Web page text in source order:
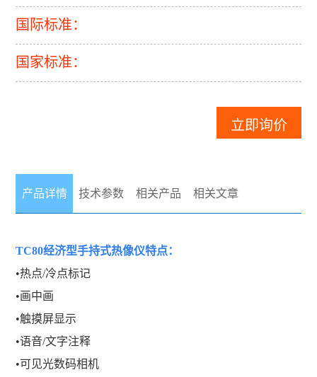
国际标准：
国家标准：
立即询价
产品详情 技术参数 相关产品 相关文章
TC80经济型手持式热像仪特点：
•热点/冷点标记
•画中画
•触摸屏显示
•语音/文字注释
•可见光数码相机